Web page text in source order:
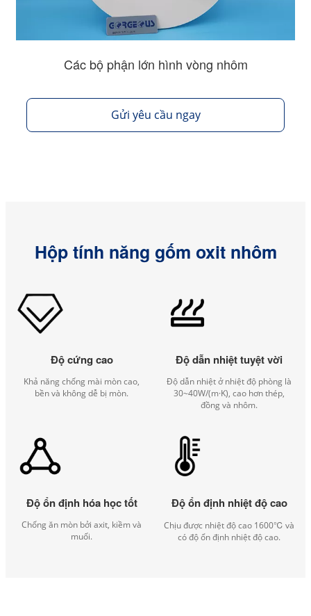
Các bộ phận lớn hình vòng nhôm
Gửi yêu cầu ngay
Hộp tính năng gốm oxit nhôm
Độ cứng cao
Khả năng chống mài mòn cao,
bền và không dễ bị mòn.
Độ dẫn nhiệt tuyệt vời
Độ dẫn nhiệt ở nhiệt độ phòng là
30~40W/(m·K), cao hơn thép,
đồng và nhôm.
Độ ổn định hóa học tốt
Chống ăn mòn bởi axit, kiềm và
muối.
Độ ổn định nhiệt độ cao
Chịu được nhiệt độ cao 1600℃ và
có độ ổn định nhiệt độ cao.